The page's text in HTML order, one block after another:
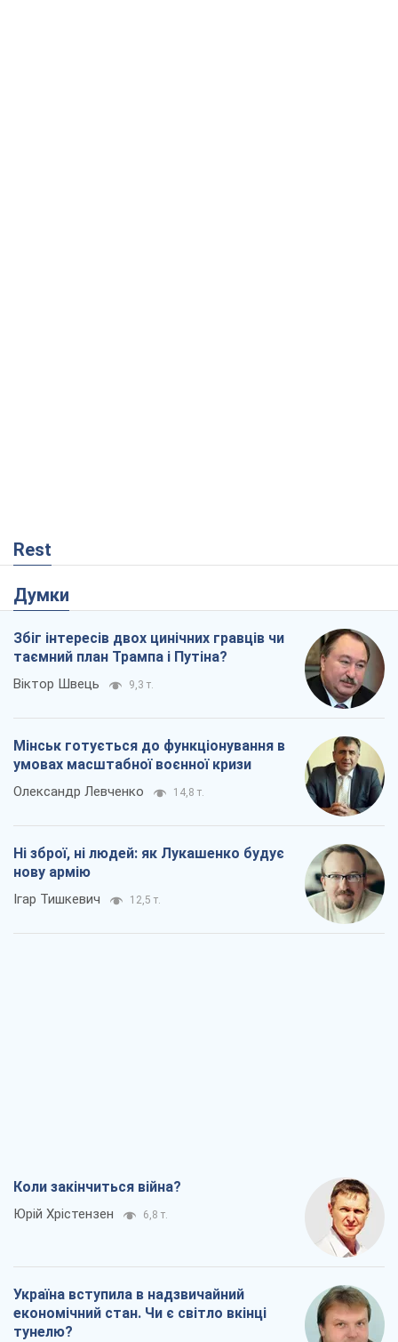
Rest
Думки
Збіг інтересів двох цинічних гравців чи
таємний план Трампа і Путіна?
Віктор Швець 9,3 т.
Мінськ готується до функціонування в
умовах масштабної воєнної кризи
Олександр Левченко 14,8 т.
Ні зброї, ні людей: як Лукашенко будує
нову армію
Ігар Тишкевич 12,5 т.
Коли закінчиться війна?
Юрій Хрістензен 6,8 т.
Україна вступила в надзвичайний
економічний стан. Чи є світло вкінці
тунелю?